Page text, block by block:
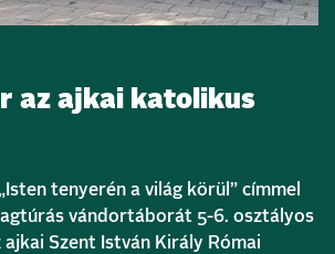
az ajkai katolikus
tenyerén a világ körül” címmel
vándortáborát 5-6. osztályos
Szent István Király Római